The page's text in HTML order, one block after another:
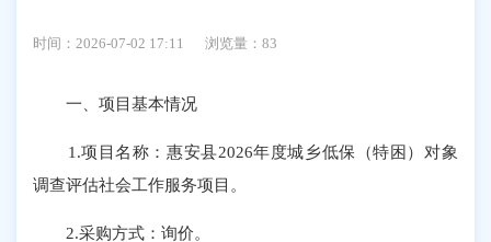
时间：2026-07-02 17:11 浏览量：83
一、项目基本情况
1.项目名称：惠安县2026年度城乡低保（特困）对象
调查评估社会工作服务项目。
2.采购方式：询价。